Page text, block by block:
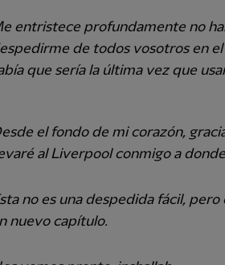
entristece profundamente no
de todos vosotros en
que sería la última vez que
el fondo de mi corazón,
al Liverpool conmigo a
no es una despedida fácil,
nuevo capítulo.